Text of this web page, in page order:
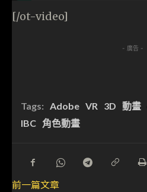
[/ot-video]
- 廣告 -
Tags: Adobe VR 3D 動畫
IBC 角色動畫
前一篇文章